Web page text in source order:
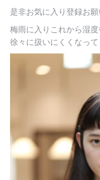
是非お気に入り登録お願
梅雨に入りこれから湿
徐々に扱いにくくなって